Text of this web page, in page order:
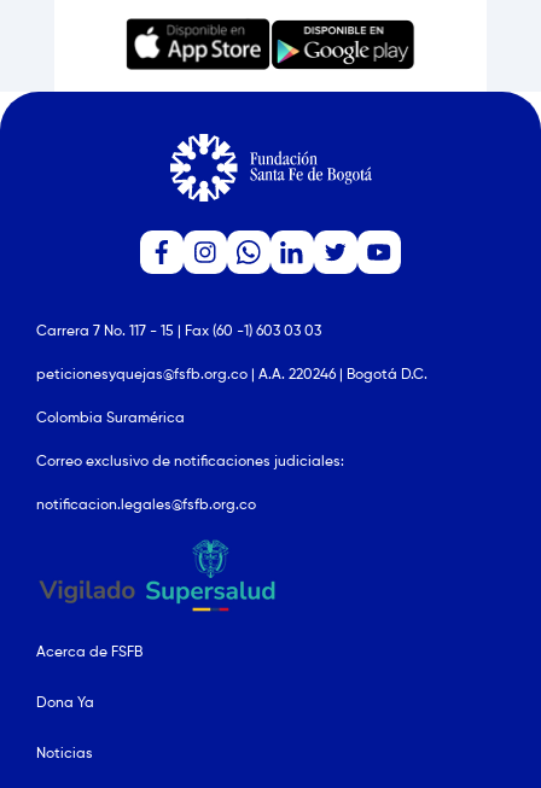
Carrera 7 No. 117 - 15 | Fax (60 -1) 603 03 03
peticionesyquejas@fsfb.org.co | A.A. 220246 | Bogotá D.C.
Colombia Suramérica
Correo exclusivo de notificaciones judiciales:
notificacion.legales@fsfb.org.co
Acerca de FSFB
Dona Ya
Noticias